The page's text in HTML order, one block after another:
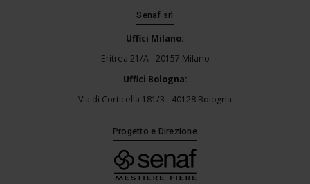
Senaf srl
Uffici Milano:
Eritrea 21/A - 20157 Milano
Uffici Bologna:
Via di Corticella 181/3 - 40128 Bologna
Progetto e Direzione